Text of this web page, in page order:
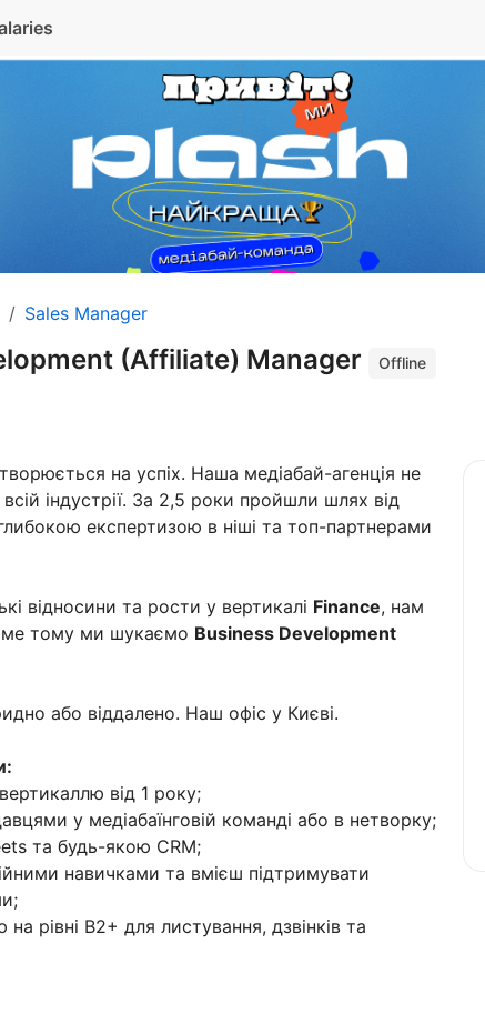
Sales Manager
(Affiliate) Manager
Offline
на успіх. Наша медіабай-агенція не
індустрії. За 2,5 роки пройшли шлях від
експертизою в ніші та топ-партнерами
відносини та рости у вертикалі Finance, нам
тому ми шукаємо Business Development
або віддалено. Наш офіс у Києві.
від 1 року;
у медіабаїнговій команді або в нетворку;
та будь-якою CRM;
навичками та вмієш підтримувати
рівні B2+ для листування, дзвінків та